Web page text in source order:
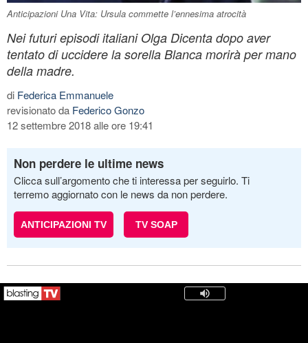
Anticipazioni Una Vita: Ursula commette l’ennesima atrocità
Nei futuri episodi italiani Olga Dicenta dopo aver
tentato di uccidere la sorella Blanca morirà per mano
della madre.
di Federica Emmanuele
revisionato da Federico Gonzo
12 settembre 2018 alle ore 19:41
Non perdere le ultime news
Clicca sull’argomento che ti interessa per seguirlo. Ti
terremo aggiornato con le news da non perdere.
ANTICIPAZIONI TV TV SOAP